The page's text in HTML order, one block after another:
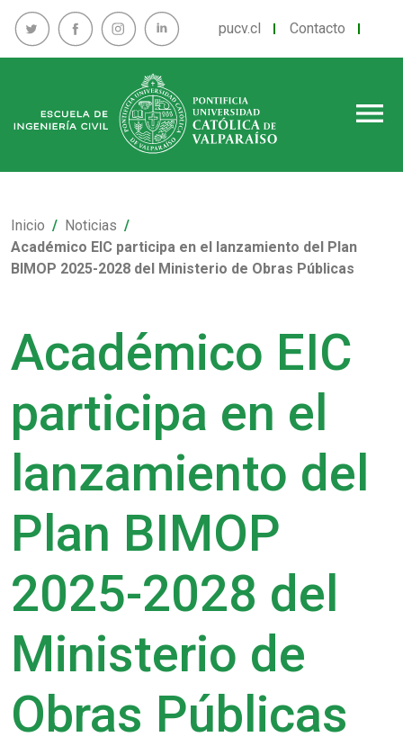
pucv.cl Contacto
menu
Inicio
Noticias
Académico EIC participa en el lanzamiento del Plan
BIMOP 2025-2028 del Ministerio de Obras Públicas
Académico EIC
participa en el
lanzamiento del
Plan BIMOP
2025-2028 del
Ministerio de
Obras Públicas